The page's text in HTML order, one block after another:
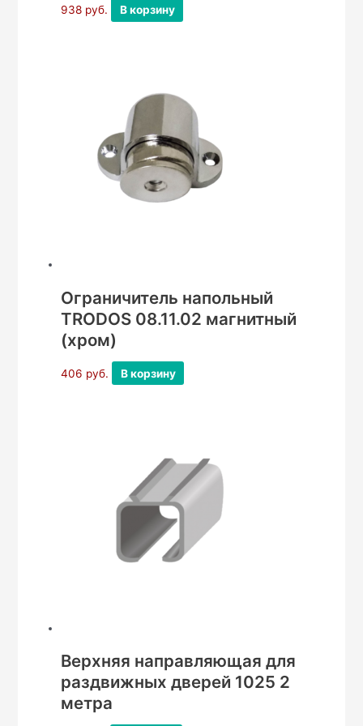
938 руб. В корзину
Ограничитель напольный
TRODOS 08.11.02 магнитный
(хром)
406 руб. В корзину
Верхняя направляющая для
раздвижных дверей 1025 2
метра